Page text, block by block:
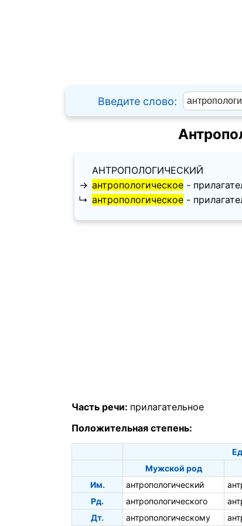
Введите слово:
АНТРОПОЛОГИЧЕСКИЙ
→ антропологическое -
↳ антропологическое -
Часть речи: прилагательное
Положительная степень:
Мужской род
Им.
антропологический
Рд.
антропологического
Дт.
антропологическому